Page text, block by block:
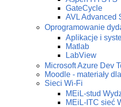
GateCycle
AVL Advanced
Oprogramowanie
Aplikacje i
Matlab
LabView
Microsoft Azure Dev
Moodle - materiały
Sieci Wi-Fi
MEiL-stud
MEiL-ITC sieć